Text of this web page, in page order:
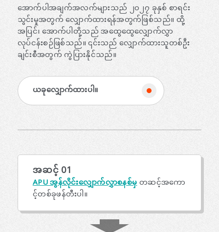
အောက်ပါအချက်အလက်များသည် ၂၀၂၇ ခုနှစ် စာရင်း
သွင်းမှုအတွက် လျှောက်ထားရန်အတွက်ဖြစ်သည်။ ထို့
အပြင်၊ အောက်ပါတို့သည် အထွေထွေလျှောက်လွှာ
လုပ်ငန်းစဉ်ဖြစ်သည်။ ၎င်းသည် လျှောက်ထားသူတစ်ဦး
ချင်းစီအတွက် ကွဲပြားနိုင်သည်။
ယခုလျှောက်ထားပါ။
အဆင့် 01
APU အွန်လိုင်းလျှောက်လွှာစနစ်မှတဆင့်အကော
င့်တစ်ခုဖန်တီးပါ။